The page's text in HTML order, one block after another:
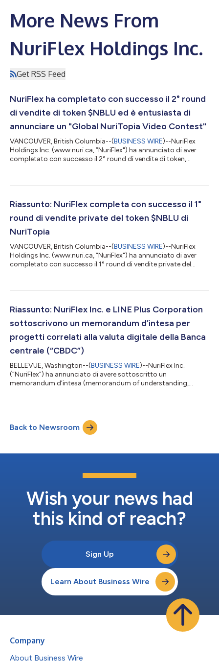
More News From
NuriFlex Holdings Inc.
Get RSS Feed
NuriFlex ha completato con successo il 2° round
di vendite di token $NBLU ed è entusiasta di
annunciare un "Global NuriTopia Video Contest"
VANCOUVER, British Columbia--(BUSINESS WIRE)--NuriFlex
Holdings Inc. (www.nuri.ca, “NuriFlex") ha annunciato di aver
completato con successo il 2° round di vendite di token,
sono unite alla comunità. Con il completamento positivo del 2°
NuriFlex è entusiasta di annunciare un "Global NuriTopia Video
Riassunto: NuriFlex completa con successo il 1°
round di vendite private del token $NBLU di
NuriTopia
VANCOUVER, British Columbia--(BUSINESS WIRE)--NuriFlex
Holdings Inc. (www.nuri.ca, “NuriFlex") ha annunciato di aver
completato con successo il 1° round di vendite private del
piattaforma metaverso per le interazioni sociali degli utenti di
canali della comunità NuriTopia (Telegram: NuriTopia e
Riassunto: NuriFlex Inc. e LINE Plus Corporation
sottoscrivono un memorandum d’intesa per
progetti correlati alla valuta digitale della Banca
centrale (“CBDC”)
BELLEVUE, Washington--(BUSINESS WIRE)--NuriFlex Inc.
(“NuriFlex”) ha annunciato di avere sottoscritto un
memorandum d’intesa (memorandum of understanding,
Currency, “CBDC”) in diverse regioni, tra cui, a titolo puramente
esemplificativo, Caraibi, America del Sud e Africa. Tra le
specializzazioni di NuriFlex fig...
Back to Newsroom
Wish your news had
this kind of reach?
Sign Up
Learn About Business Wire
Company
About Business Wire